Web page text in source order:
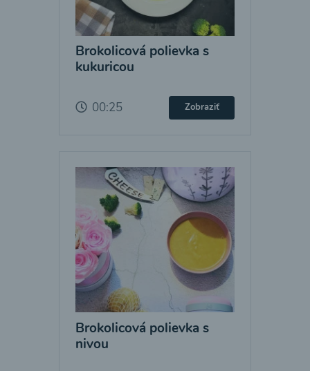
Brokolicová polievka s
kukuricou
00:25 Zobraziť
Brokolicová polievka s
nivou